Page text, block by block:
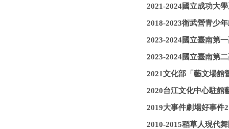
2021-2024國立成功大
2018-2023衛武營青少
2023-2024國立臺南第
2023-2024國立臺南第
2021文化部「藝文場館
2020台江文化中心駐館
2019大事件劇場好事件
2010-2015稻草人現代